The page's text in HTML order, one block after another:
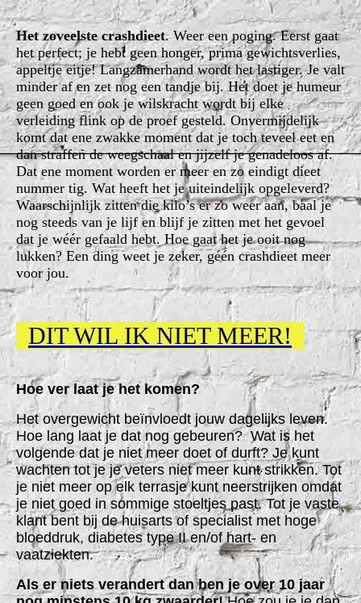
Het zoveelste crashdieet. Weer een poging. Eerst gaat
het perfect; je hebt geen honger, prima gewichtsverlies,
appeltje eitje! Langzamerhand wordt het lastiger. Je valt
minder af en zet nog een tandje bij. Het doet je humeur
geen goed en ook je wilskracht wordt bij elke
verleiding flink op de proef gesteld. Onvermijdelijk
komt dat ene zwakke moment dat je toch teveel eet en
dan straffen de weegschaal en jijzelf je genadeloos af.
Dat ene moment worden er meer en zo eindigt dieet
nummer tig. Wat heeft het je uiteindelijk opgeleverd?
Waarschijnlijk zitten die kilo’s er zo weer aan, baal je
nog steeds van je lijf en blijf je zitten met het gevoel
dat je wéér gefaald hebt. Hoe gaat het je ooit nog
lukken? Een ding weet je zeker, géén crashdieet meer
voor jou.
DIT WIL IK NIET MEER!
Hoe ver laat je het komen?
Het overgewicht beïnvloedt jouw dagelijks leven.
Hoe lang laat je dat nog gebeuren? Wat is het
volgende dat je niet meer doet of durft? Je kunt
wachten tot je je veters niet meer kunt strikken. Tot
je niet meer op elk terrasje kunt neerstrijken omdat
je niet goed in sommige stoeltjes past. Tot je vaste
klant bent bij de huisarts of specialist met hoge
bloeddruk, diabetes type II en/of hart- en
vaatziekten.
Als er niets verandert dan ben je over 10 jaar